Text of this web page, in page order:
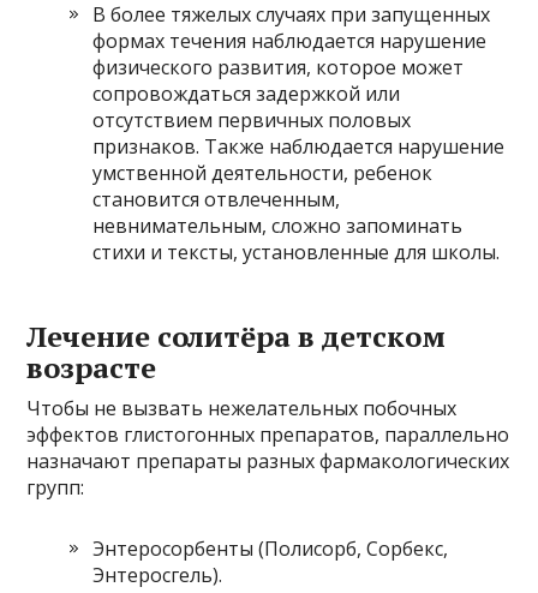
В более тяжелых случаях при запущенных
формах течения наблюдается нарушение
физического развития, которое может
сопровождаться задержкой или
отсутствием первичных половых
признаков. Также наблюдается нарушение
умственной деятельности, ребенок
становится отвлеченным,
невнимательным, сложно запоминать
стихи и тексты, установленные для школы.
Лечение солитёра в детском
возрасте
Чтобы не вызвать нежелательных побочных
эффектов глистогонных препаратов, параллельно
назначают препараты разных фармакологических
групп:
Энтеросорбенты (Полисорб, Сорбекс,
Энтеросгель).